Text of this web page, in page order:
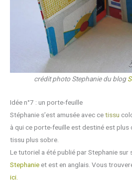
crédit photo Stephanie du blog
Idée n°7 : un porte-feuille
Stéphanie s’est amusée avec cetissu
à qui ce porte-feuille est destiné est plus
tissu plus sobre.
Le tutoriel a été publié par Stephanie sur
Stephanie et est en anglais. Vous
ici.